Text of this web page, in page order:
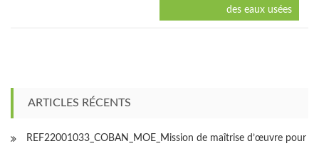
des eaux usées
ARTICLES RÉCENTS
REF22001033_COBAN_MOE_Mission de maîtrise d’œuvre pour